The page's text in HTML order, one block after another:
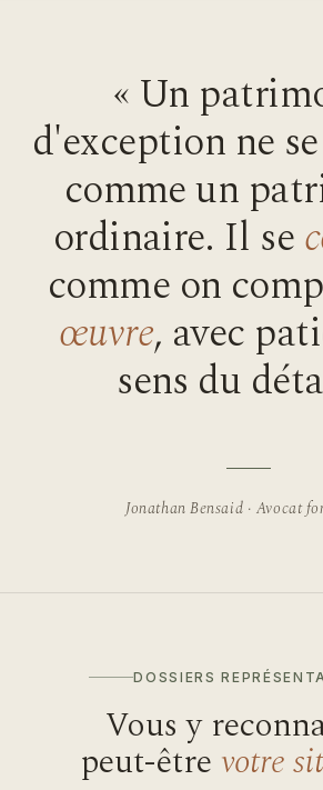
« Un
d'exception ne
comme un
ordinaire. Il se
comme on
œuvre, avec
sens du
Jonathan Bensaid · Avocat
DOSSIERS
Vous y
peut-être votre